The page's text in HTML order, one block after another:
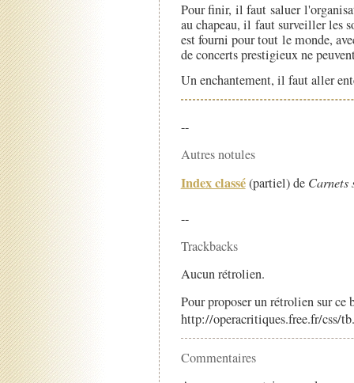
Pour finir, il faut saluer
au chapeau, il faut surveiller les
est fourni pour tout le monde,
de concerts prestigieux ne
Un enchantement, il faut aller
--
Autres notules
Index classé(partiel) de Carnets
--
Trackbacks
Aucun rétrolien.
Pour proposer un rétrolien sur
http://operacritiques.free.fr/css/
Commentaires